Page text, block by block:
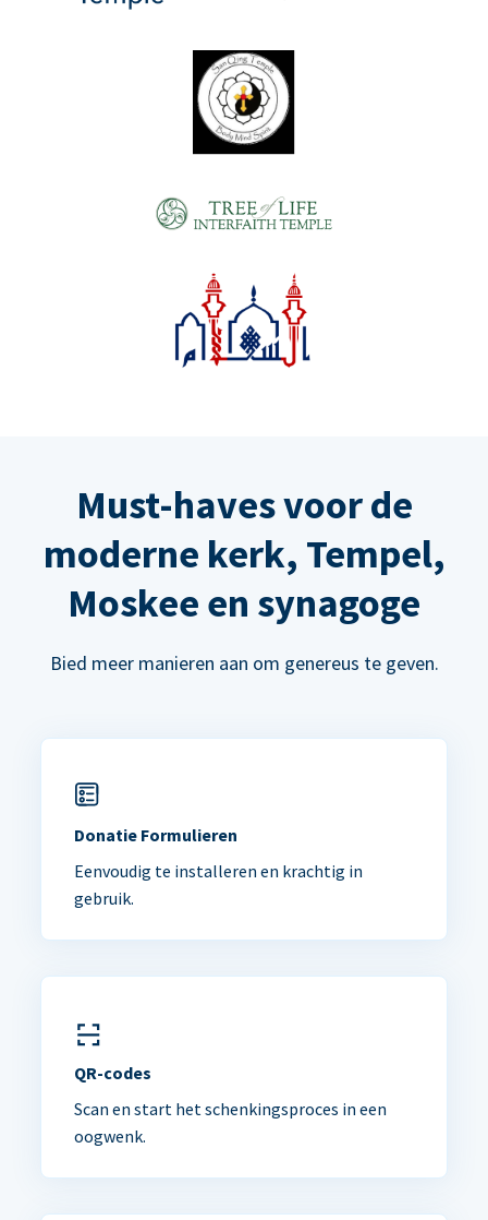
Must-haves voor de
moderne kerk, Tempel,
Moskee en synagoge
Bied meer manieren aan om genereus te geven.
Donatie Formulieren
Eenvoudig te installeren en krachtig in
gebruik.
QR-codes
Scan en start het schenkingsproces in een
oogwenk.